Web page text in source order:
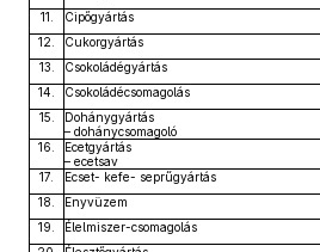
11.
Cipőgyártás
12.
Cukorgyártás
13.
Csokoládégyártás
14.
Csokoládécsomagolás
15.
Dohánygyártás
– dohánycsomagoló
16.
Ecetgyártás
– ecetsav
17.
Ecset- kefe- seprűgyártás
18.
Enyvüzem
19.
Élelmiszer-csomagolás